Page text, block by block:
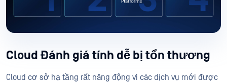
Cloud Đánh giá tính dễ bị tổn thương
Cloud cơ sở hạ tầng rất năng động vì các dịch vụ mới được